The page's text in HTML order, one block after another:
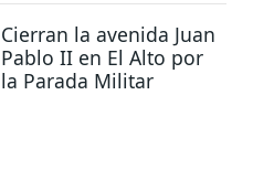
Cierran la avenida Juan
Pablo II en El Alto por
la Parada Militar